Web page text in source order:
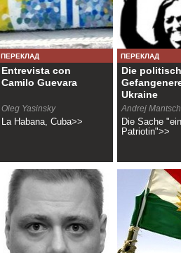
ПЕРЕКЛАД
Entrevista con
Camilo Guevara
Oleg Yasinsky
La Habana, Cuba>>
ПЕРЕКЛАД
Die
Ukraine
Andrej
Die Sache
Patriotin">>